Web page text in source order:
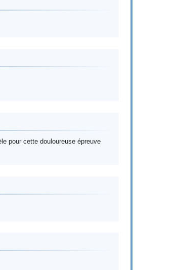
pour cette douloureuse épreuve